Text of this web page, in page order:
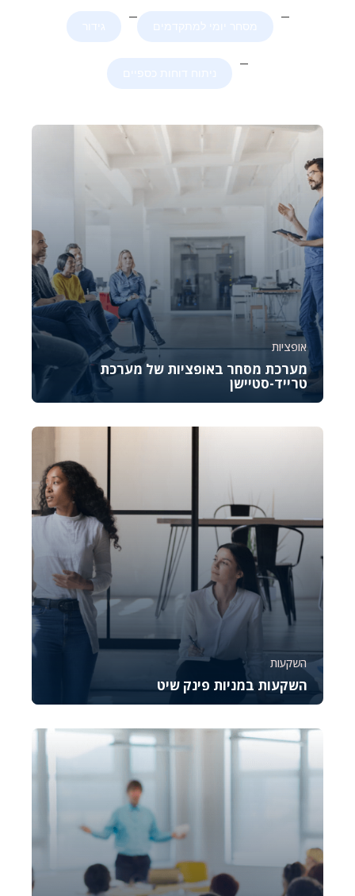
אופציות
מערכת מסחר באופציות של מערכת
טרייד-סטיישן
מקצועי לניהול מסחר באופציות במסגרת פלטפורמת...
השקעות
השקעות במניות פינק שיט
הנסחרות בשוק ה-OTC, עם דגש על הבנת הסיכונים
וההזדמנ...